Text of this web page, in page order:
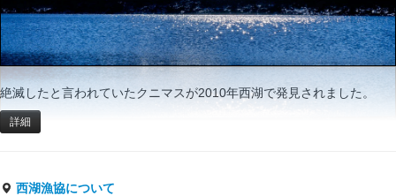
絶滅したと言われていたクニマスが2010年西湖で発見されました。
詳細
西湖漁協について